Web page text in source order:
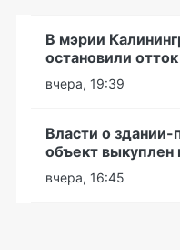
В мэрии
остановили
вчера, 19:39
Власти о здании-
объект выкуплен
вчера, 16:45